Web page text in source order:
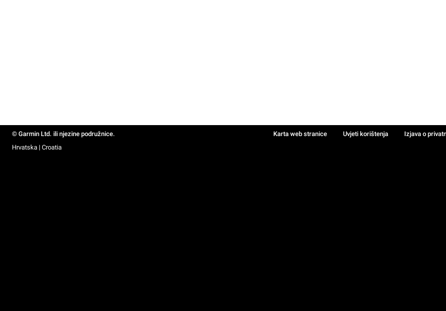
© Garmin Ltd. ili njezine podružnice. Karta web stranice Uvjeti korištenja Izjava o
Hrvatska | Croatia